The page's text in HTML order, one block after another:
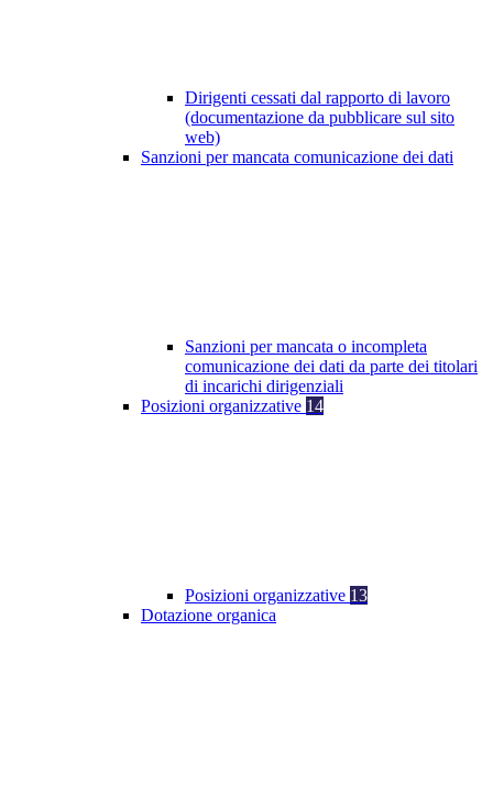
Dirigenti cessati dal rapporto di lavoro
(documentazione da pubblicare sul sito
web)
Sanzioni per mancata comunicazione dei dati
Sanzioni per mancata o incompleta
comunicazione dei dati da parte dei titolari
di incarichi dirigenziali
Posizioni organizzative 14
Posizioni organizzative 13
Dotazione organica